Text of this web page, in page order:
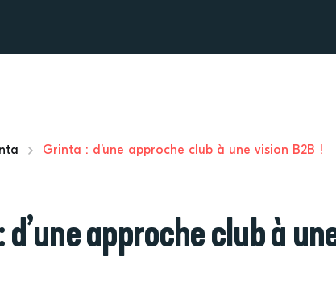
Grinta : d’une approche club à une vision B2B !
d’une approche club à